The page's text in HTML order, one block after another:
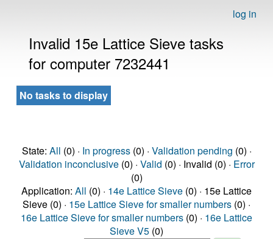
log in
Invalid 15e Lattice Sieve tasks
for computer 7232441
No tasks to display
State: All (0) · In progress(0) · Validation pending (0) ·
Validation inconclusive(0) · Valid (0) · Invalid (0) · Error
(0)
Application: All (0) · 14e Lattice Sieve (0) · 15e Lattice
Sieve (0) · 15e Lattice Sieve for smaller numbers (0) ·
16e Lattice Sieve for smaller numbers (0) · 16e Lattice
Sieve V5 (0)